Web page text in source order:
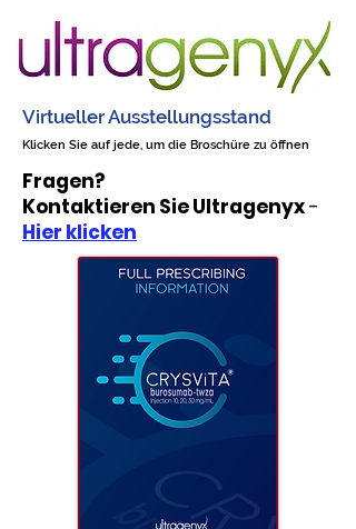
Virtueller Ausstellungsstand
Klicken Sie auf jede, um die Broschüre zu öffnen
Fragen?
Kontaktieren Sie Ultragenyx-
Hier klicken